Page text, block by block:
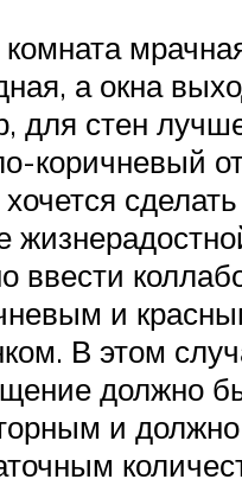
а окна
для стен
коричневый
ввести
и
В этом
должно
и